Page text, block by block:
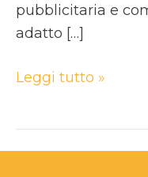
pubblicitaria e
adatto […]
Leggi tutto »